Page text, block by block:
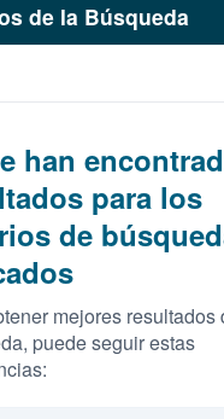
de la Búsqueda
han
para los
de
mejores resultados
puede seguir estas